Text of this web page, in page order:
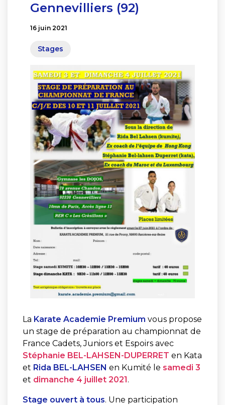
Gennevilliers (92)
16 juin 2021
Stages
La Karate Academie Premium vous propose
un stage de préparation au championnat de
France Cadets, Juniors et Espoirs avec
Stéphanie BEL-LAHSEN-DUPERRET en Kata
et Rida BEL-LAHSEN en Kumité le samedi 3
et dimanche 4 juillet 2021.
Stage ouvert à tous. Une participation